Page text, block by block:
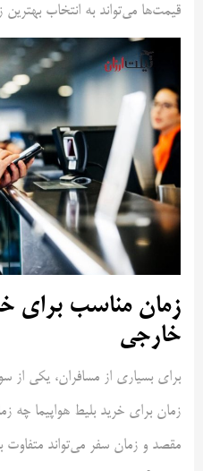
قیمت‌ها می‌تواند به انتخاب
زمان مناسب برای
خارجی
برای بسیاری از مسافران، یکی از
زمان برای خرید بلیط هواپیما چه
مقصد و زمان سفر می‌تواند متفاوت